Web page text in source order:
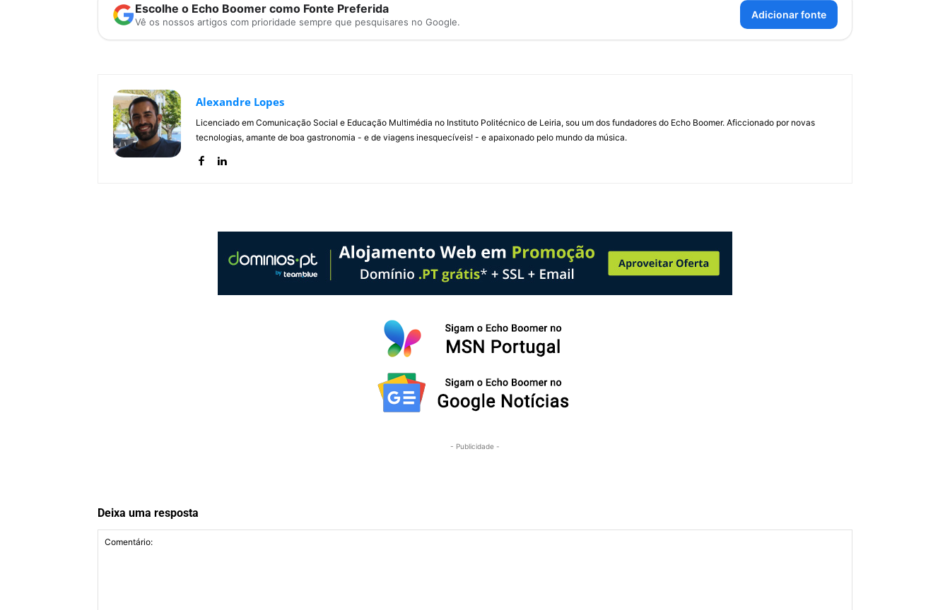
Escolhe o Echo Boomer como Fonte Preferida
Vê os nossos artigos com prioridade sempre que pesquisares no Google.
Adicionar fonte
Alexandre Lopes
Licenciado em Comunicação Social e Educação Multimédia no Instituto Politécnico de Leiria, sou um dos fundadores do Echo Boomer. Aficcionado por novas
tecnologias, amante de boa gastronomia - e de viagens inesquecíveis! - e apaixonado pelo mundo da música.
- Publicidade -
Deixa uma resposta